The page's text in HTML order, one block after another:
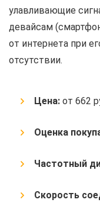
улавливающие
девайсам
от интернета при
отсутствии.
Цена: от 662
Оценка
Частотный
Скорость